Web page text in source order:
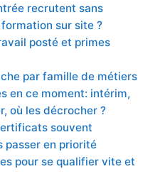
recrutent sans
sur site ?
posté et primes
par famille de métiers
en ce moment: intérim,
où les décrocher ?
souvent
passer en priorité
pour se qualifier vite et